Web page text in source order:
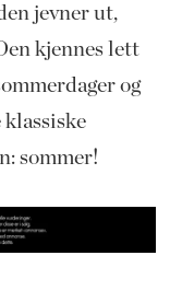
jevner ut,
kjennes lett
og
klassiske
sommer!